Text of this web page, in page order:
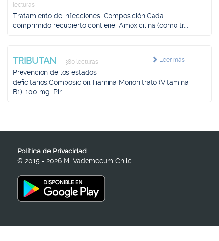
lecturas
Tratamiento de infecciones. Composición.Cada
comprimido recubierto contiene: Amoxicilina (como tr...
Leer más
TRIBUTAN 380 lecturas
Prevención de los estados
deficitarios.Composición.Tiamina Mononitrato (Vitamina
B1): 100 mg. Pir...
Política de Privacidad
© 2015 - 2026 Mi Vademecum Chile